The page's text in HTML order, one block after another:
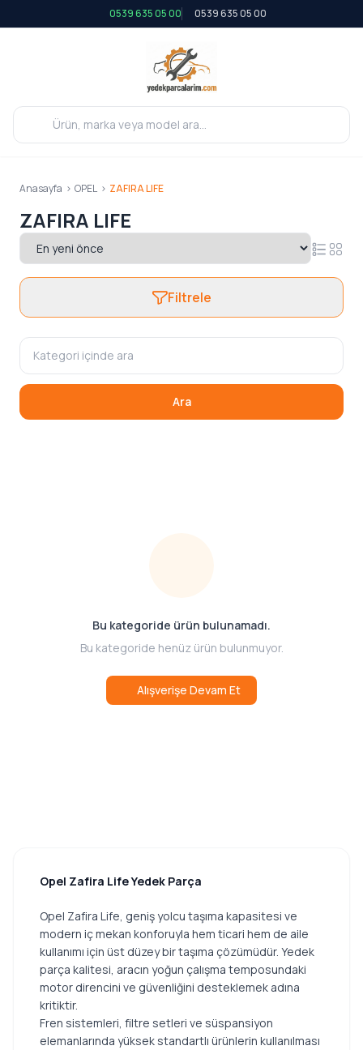
0539 635 05 00 0539 635 05 00
Anasayfa > OPEL > ZAFIRA LIFE
ZAFIRA LIFE
Filtrele
Ara
Bu kategoride ürün bulunamadı.
Bu kategoride henüz ürün bulunmuyor.
Alışverişe Devam Et
Opel Zafira Life Yedek Parça
Opel Zafira Life, geniş yolcu taşıma kapasitesi ve
modern iç mekan konforuyla hem ticari hem de aile
kullanımı için üst düzey bir taşıma çözümüdür. Yedek
parça kalitesi, aracın yoğun çalışma temposundaki
motor direncini ve güvenliğini desteklemek adına
kritiktir.
Fren sistemleri, filtre setleri ve süspansiyon
elemanlarında yüksek standartlı ürünlerin kullanılması